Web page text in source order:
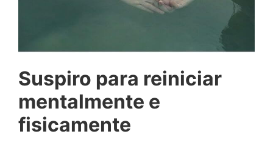
Suspiro para reiniciar
mentalmente e
fisicamente